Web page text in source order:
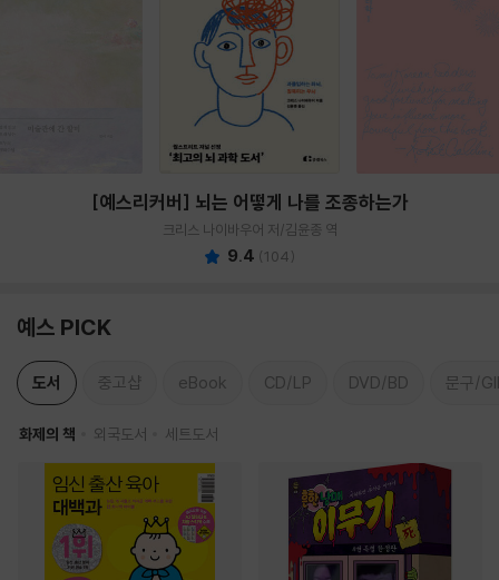
[예스리커버] 뇌는 어떻게 나를 조종하는가
크리스 나이바우어 저/김윤종 역
9.4 (104)
예스 PICK
도서 중고샵 eBook CD/LP DVD/BD 문구/
화제의 책 외국도서 세트도서